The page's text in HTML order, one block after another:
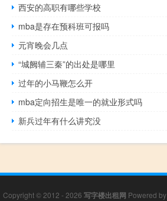
西安的高职有哪些学校
mba是存在预科班可报吗
元宵晚会几点
“城阙辅三秦”的出处是哪里
过年的小马鞭怎么开
mba定向招生是唯一的就业形式吗
新兵过年有什么讲究没
Copyright © 2012 - 2026 写字楼出租网 Powered by